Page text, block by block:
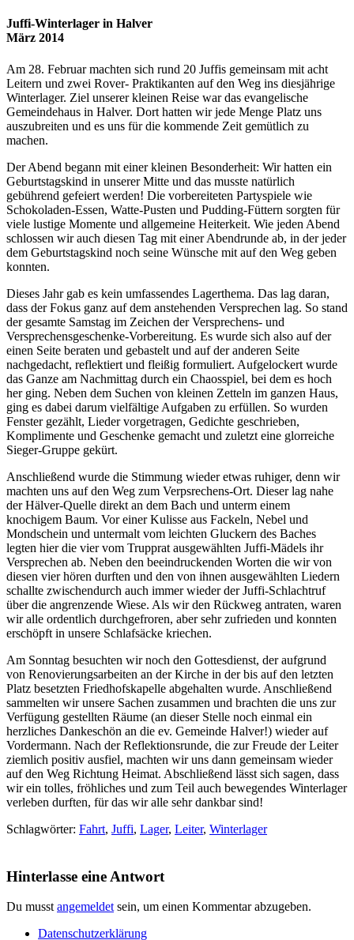
Juffi-Winterlager in Halver
März 2014
Am 28. Februar machten sich rund 20 Juffis gemeinsam mit acht
Leitern und zwei Rover- Praktikanten auf den Weg ins diesjährige
Winterlager. Ziel unserer kleinen Reise war das evangelische
Gemeindehaus in Halver. Dort hatten wir jede Menge Platz uns
auszubreiten und es uns für die kommende Zeit gemütlich zu
machen.
Der Abend begann mit einer kleinen Besonderheit: Wir hatten ein
Geburtstagskind in unserer Mitte und das musste natürlich
gebührend gefeiert werden! Die vorbereiteten Partyspiele wie
Schokoladen-Essen, Watte-Pusten und Pudding-Füttern sorgten für
viele lustige Momente und allgemeine Heiterkeit. Wie jeden Abend
schlossen wir auch diesen Tag mit einer Abendrunde ab, in der jeder
dem Geburtstagskind noch seine Wünsche mit auf den Weg geben
konnten.
Dieses Jahr gab es kein umfassendes Lagerthema. Das lag daran,
dass der Fokus ganz auf dem anstehenden Versprechen lag. So stand
der gesamte Samstag im Zeichen der Versprechens- und
Versprechensgeschenke-Vorbereitung. Es wurde sich also auf der
einen Seite beraten und gebastelt und auf der anderen Seite
nachgedacht, reflektiert und fleißig formuliert. Aufgelockert wurde
das Ganze am Nachmittag durch ein Chaosspiel, bei dem es hoch
her ging. Neben dem Suchen von kleinen Zetteln im ganzen Haus,
ging es dabei darum vielfältige Aufgaben zu erfüllen. So wurden
Fenster gezählt, Lieder vorgetragen, Gedichte geschrieben,
Komplimente und Geschenke gemacht und zuletzt eine glorreiche
Sieger-Gruppe gekürt.
Anschließend wurde die Stimmung wieder etwas ruhiger, denn wir
machten uns auf den Weg zum Verpsrechens-Ort. Dieser lag nahe
der Hälver-Quelle direkt an dem Bach und unterm einem
knochigem Baum. Vor einer Kulisse aus Fackeln, Nebel und
Mondschein und untermalt vom leichten Gluckern des Baches
legten hier die vier vom Trupprat ausgewählten Juffi-Mädels ihr
Versprechen ab. Neben den beeindruckenden Worten die wir von
diesen vier hören durften und den von ihnen ausgewählten Liedern
schallte zwischendurch auch immer wieder der Juffi-Schlachtruf
über die angrenzende Wiese. Als wir den Rückweg antraten, waren
wir alle ordentlich durchgefroren, aber sehr zufrieden und konnten
erschöpft in unsere Schlafsäcke kriechen.
Am Sonntag besuchten wir noch den Gottesdienst, der aufgrund
von Renovierungsarbeiten an der Kirche in der bis auf den letzten
Platz besetzten Friedhofskapelle abgehalten wurde. Anschließend
sammelten wir unsere Sachen zusammen und brachten die uns zur
Verfügung gestellten Räume (an dieser Stelle noch einmal ein
herzliches Dankeschön an die ev. Gemeinde Halver!) wieder auf
Vordermann. Nach der Reflektionsrunde, die zur Freude der Leiter
ziemlich positiv ausfiel, machten wir uns dann gemeinsam wieder
auf den Weg Richtung Heimat. Abschließend lässt sich sagen, dass
wir ein tolles, fröhliches und zum Teil auch bewegendes Winterlager
verleben durften, für das wir alle sehr dankbar sind!
Schlagwörter: Fahrt, Juffi, Lager, Leiter, Winterlager
Hinterlasse eine Antwort
Du musst angemeldet sein, um einen Kommentar abzugeben.
Datenschutzerklärung